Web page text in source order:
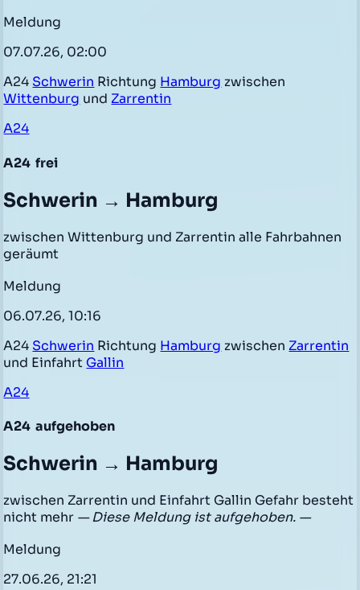
Meldung
07.07.26, 02:00
A24 Schwerin Richtung Hamburg zwischen
Wittenburg und Zarrentin
A24
A24 frei
Schwerin → Hamburg
zwischen Wittenburg und Zarrentin alle Fahrbahnen
geräumt
Meldung
06.07.26, 10:16
A24 Schwerin Richtung Hamburg zwischen Zarrentin
und Einfahrt Gallin
A24
A24 aufgehoben
Schwerin → Hamburg
zwischen Zarrentin und Einfahrt Gallin Gefahr besteht
nicht mehr — Diese Meldung ist aufgehoben. —
Meldung
27.06.26, 21:21